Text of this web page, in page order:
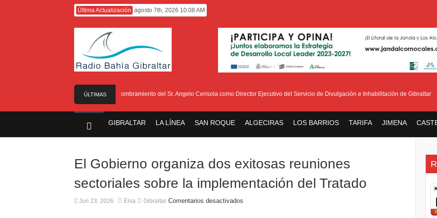
Última Actualización agosto 7th, 2026 10:08 AM
ÚLTIMAS
NOTICIAS
El Gobierno anuncia el nombramiento del Sr. Angelo Cerisola como Director Ejecutivo del Servicio de Divulgación e Inhabilitación de Gibraltar
GIBRALTAR LA LÍNEA SAN ROQUE ALGECIRAS LOS BARRIOS TARIFA JIMENA
El Gobierno organiza dos exitosas reuniones
sectoriales sobre la implementación del Tratado
Jun 23, 2026 Elsa Gibraltar Comentarios desactivados